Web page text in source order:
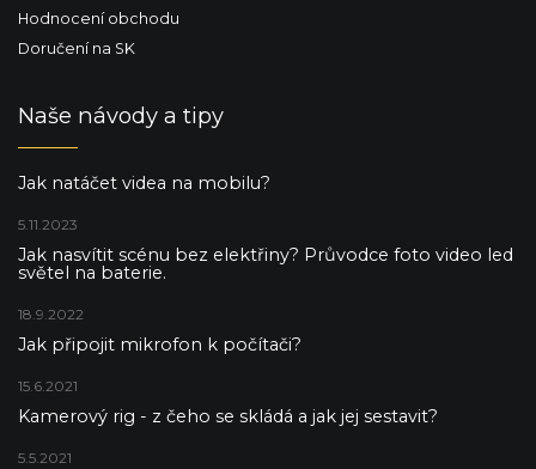
Hodnocení obchodu
Doručení na SK
Naše návody a tipy
Jak natáčet videa na mobilu?
5.11.2023
Jak nasvítit scénu bez elektřiny? Průvodce foto video led
světel na baterie.
18.9.2022
Jak připojit mikrofon k počítači?
15.6.2021
Kamerový rig - z čeho se skládá a jak jej sestavit?
5.5.2021